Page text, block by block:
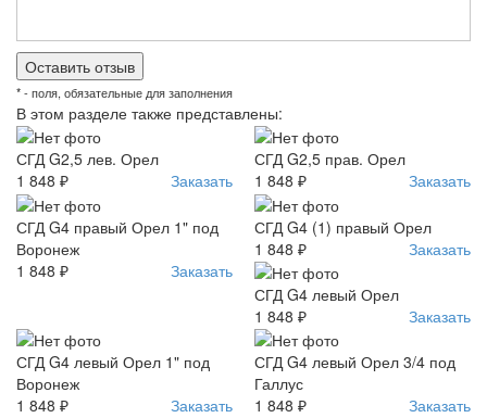
* - поля, обязательные для заполнения
В этом разделе также представлены:
СГД G2,5 лев. Орел
1 848 ₽
Заказать
СГД G2,5 прав. Орел
1 848 ₽
Заказать
СГД G4 правый Орел 1" под
Воронеж
1 848 ₽
Заказать
СГД G4 (1) правый Орел
1 848 ₽
Заказать
СГД G4 левый Орел
1 848 ₽
Заказать
СГД G4 левый Орел 1" под
Воронеж
1 848 ₽
Заказать
СГД G4 левый Орел 3/4 под
Галлус
1 848 ₽
Заказать